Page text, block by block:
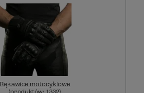
Rękawice motocyklowe